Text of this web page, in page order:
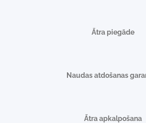
Ātra piegāde
Naudas atdošanas
Ātra apkalpošana